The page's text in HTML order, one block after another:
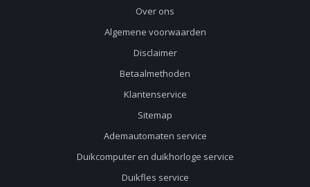
Over ons
Algemene voorwaarden
Disclaimer
Betaalmethoden
Klantenservice
Sitemap
Ademautomaten service
Duikcomputer en duikhorloge service
Duikfles service